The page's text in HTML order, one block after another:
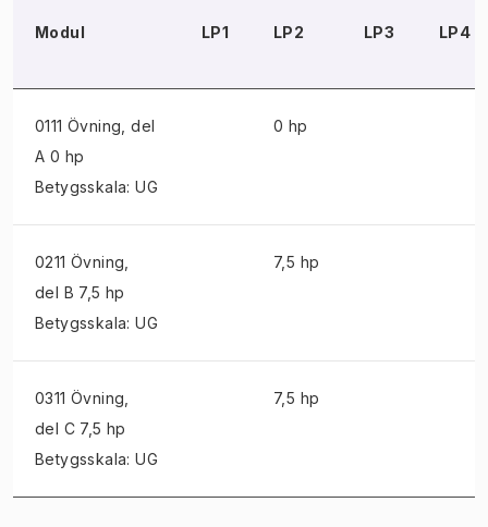
Modul LP1 LP2 LP3 LP4
0111 Övning , del
A 0 hp
Betygsskala: UG
0 hp
0211 Övning
del B 7,5 hp
Betygsskala: UG
7,5 hp
0311 Övning
del C 7,5 hp
Betygsskala: UG
7,5 hp